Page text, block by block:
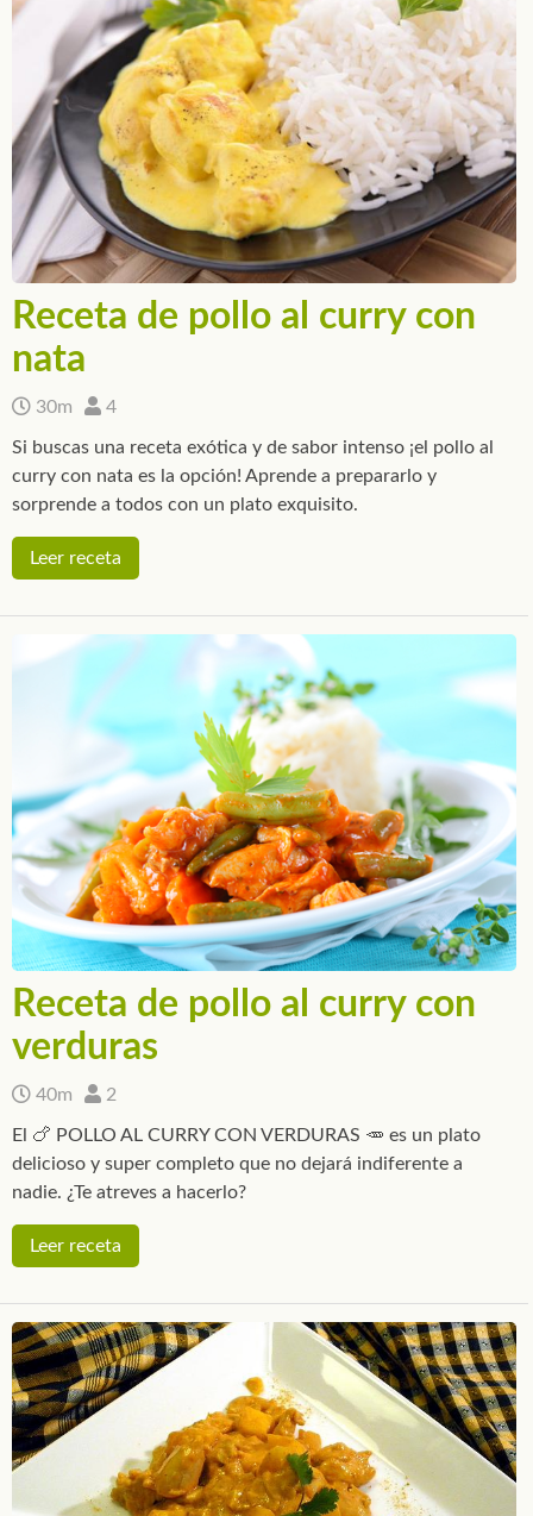
Receta de pollo al curry con
nata
30m 4
Si buscas una receta exótica y de sabor intenso ¡el pollo al
curry con nata es la opción! Aprende a prepararlo y
sorprende a todos con un plato exquisito.
Leer receta
Receta de pollo al curry con
verduras
40m 2
El 🍗 POLLO AL CURRY CON VERDURAS 🥕 es un plato
delicioso y super completo que no dejará indiferente a
nadie. ¿Te atreves a hacerlo?
Leer receta